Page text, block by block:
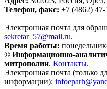
Телефон, факс: +7 (4862) 47-
Электронная почта для
sekretar_57@mail.ru.
Время работы:
© Информационно-
митрополии. Контакты.
Электронная почта (только
информации):